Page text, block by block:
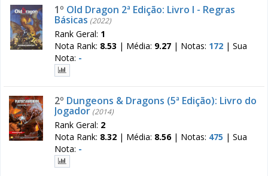
1º Old Dragon 2ª Edição: Livro I - Regras
Básicas (2022)
Rank Geral: 1
Nota Rank: 8.53 | Média: 9.27 | Notas: 172 | Sua
Nota: -
2º Dungeons & Dragons (5ª Edição): Livro do
Jogador (2014)
Rank Geral: 2
Nota Rank: 8.32 | Média: 8.56| Notas: 475 | Sua
Nota: -